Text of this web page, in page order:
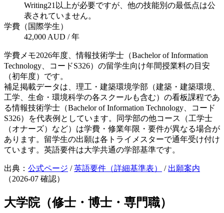
Writing21以上が必要ですが、他の技能別の最低点は公
表されていません。
学費（国際学生）
42,000 AUD / 年
学費メモ2026年度、情報技術学士（Bachelor of Information
Technology、コードS326）の留学生向け年間授業料の目安
（初年度）です。
補足掲載データは、理工・建築環境学部（建築・建築環境、
工学、生命・環境科学の各スクールも含む）の看板課程であ
る情報技術学士（Bachelor of Information Technology、コード
S326）を代表例としています。同学部の他コース（工学士
（オナーズ）など）は学費・修業年限・要件が異なる場合が
あります。留学生の出願は各トライメスターで通年受け付け
ています。英語要件は大学共通の学部基準です。
出典： 公式ページ /英語要件（詳細基準表） / 出願案内
（2026-07 確認）
大学院（修士・博士・専門職）